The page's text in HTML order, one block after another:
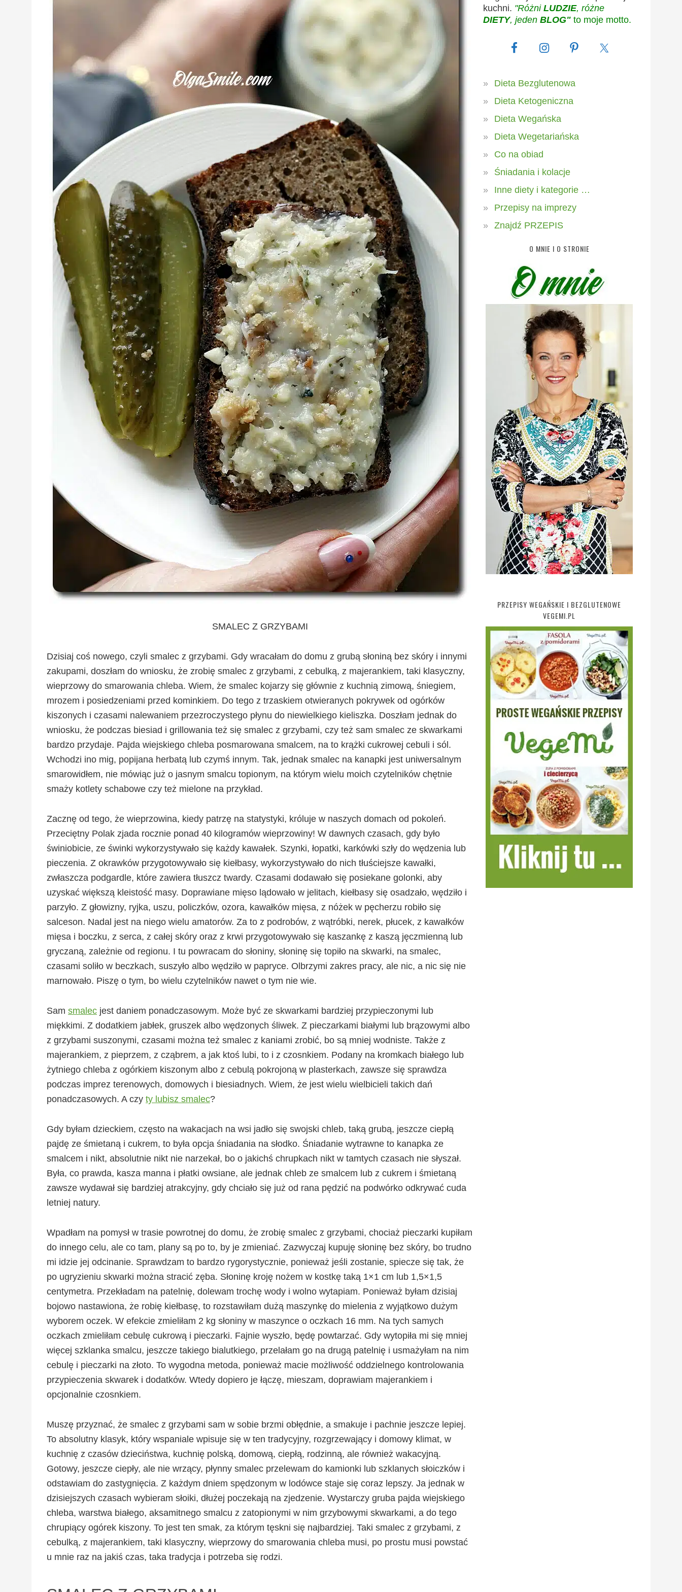
SMALEC Z GRZYBAMI
Dzisiaj coś nowego, czyli smalec z grzybami. Gdy wracałam do domu z grubą słoniną bez skóry i innymi
zakupami, doszłam do wniosku, że zrobię smalec z grzybami, z cebulką, z majerankiem, taki klasyczny,
wieprzowy do smarowania chleba. Wiem, że smalec kojarzy się głównie z kuchnią zimową, śniegiem,
mrozem i posiedzeniami przed kominkiem. Do tego z trzaskiem otwieranych pokrywek od ogórków
kiszonych i czasami nalewaniem przezroczystego płynu do niewielkiego kieliszka. Doszłam jednak do
wniosku, że podczas biesiad i grillowania też się smalec z grzybami, czy też sam smalec ze skwarkami
bardzo przydaje. Pajda wiejskiego chleba posmarowana smalcem, na to krążki cukrowej cebuli i sól.
Wchodzi ino mig, popijana herbatą lub czymś innym. Tak, jednak smalec na kanapki jest uniwersalnym
smarowidłem, nie mówiąc już o jasnym smalcu topionym, na którym wielu moich czytelników chętnie
smaży kotlety schabowe czy też mielone na przykład.
Zacznę od tego, że wieprzowina, kiedy patrzę na statystyki, króluje w naszych domach od pokoleń.
Przeciętny Polak zjada rocznie ponad 40 kilogramów wieprzowiny! W dawnych czasach, gdy było
świniobicie, ze świnki wykorzystywało się każdy kawałek. Szynki, łopatki, karkówki szły do wędzenia lub
pieczenia. Z okrawków przygotowywało się kiełbasy, wykorzystywało do nich tłuściejsze kawałki,
zwłaszcza podgardle, które zawiera tłuszcz twardy. Czasami dodawało się posiekane golonki, aby
uzyskać większą kleistość masy. Doprawiane mięso lądowało w jelitach, kiełbasy się osadzało, wędziło i
parzyło. Z głowizny, ryjka, uszu, policzków, ozora, kawałków mięsa, z nóżek w pęcherzu robiło się
salceson. Nadal jest na niego wielu amatorów. Za to z podrobów, z wątróbki, nerek, płucek, z kawałków
mięsa i boczku, z serca, z całej skóry oraz z krwi przygotowywało się kaszankę z kaszą jęczmienną lub
gryczaną, zależnie od regionu. I tu powracam do słoniny, słoninę się topiło na skwarki, na smalec,
czasami soliło w beczkach, suszyło albo wędziło w papryce. Olbrzymi zakres pracy, ale nic, a nic się nie
marnowało. Piszę o tym, bo wielu czytelników nawet o tym nie wie.
Sam smalec jest daniem ponadczasowym. Może być ze skwarkami bardziej przypieczonymi lub
miękkimi. Z dodatkiem jabłek, gruszek albo wędzonych śliwek. Z pieczarkami białymi lub brązowymi albo
z grzybami suszonymi, czasami można też smalec z kaniami zrobić, bo są mniej wodniste. Także z
majerankiem, z pieprzem, z cząbrem, a jak ktoś lubi, to i z czosnkiem. Podany na kromkach białego lub
żytniego chleba z ogórkiem kiszonym albo z cebulą pokrojoną w plasterkach, zawsze się sprawdza
podczas imprez terenowych, domowych i biesiadnych. Wiem, że jest wielu wielbicieli takich dań
ponadczasowych. A czy ty lubisz smalec?
Gdy byłam dzieckiem, często na wakacjach na wsi jadło się swojski chleb, taką grubą, jeszcze ciepłą
pajdę ze śmietaną i cukrem, to była opcja śniadania na słodko. Śniadanie wytrawne to kanapka ze
smalcem i nikt, absolutnie nikt nie narzekał, bo o jakichś chrupkach nikt w tamtych czasach nie słyszał.
Była, co prawda, kasza manna i płatki owsiane, ale jednak chleb ze smalcem lub z cukrem i śmietaną
zawsze wydawał się bardziej atrakcyjny, gdy chciało się już od rana pędzić na podwórko odkrywać cuda
letniej natury.
Wpadłam na pomysł w trasie powrotnej do domu, że zrobię smalec z grzybami, chociaż pieczarki kupiłam
do innego celu, ale co tam, plany są po to, by je zmieniać. Zazwyczaj kupuję słoninę bez skóry, bo trudno
mi idzie jej odcinanie. Sprawdzam to bardzo rygorystycznie, ponieważ jeśli zostanie, spiecze się tak, że
po ugryzieniu skwarki można stracić zęba. Słoninę kroję nożem w kostkę taką 1×1 cm lub 1,5×1,5
centymetra. Przekładam na patelnię, dolewam trochę wody i wolno wytapiam. Ponieważ byłam dzisiaj
bojowo nastawiona, że robię kiełbasę, to rozstawiłam dużą maszynkę do mielenia z wyjątkowo dużym
wyborem oczek. W efekcie zmieliłam 2 kg słoniny w maszynce o oczkach 16 mm. Na tych samych
oczkach zmieliłam cebulę cukrową i pieczarki. Fajnie wyszło, będę powtarzać. Gdy wytopiła mi się mniej
więcej szklanka smalcu, jeszcze takiego bialutkiego, przelałam go na drugą patelnię i usmażyłam na nim
cebulę i pieczarki na złoto. To wygodna metoda, ponieważ macie możliwość oddzielnego kontrolowania
przypieczenia skwarek i dodatków. Wtedy dopiero je łączę, mieszam, doprawiam majerankiem i
opcjonalnie czosnkiem.
Muszę przyznać, że smalec z grzybami sam w sobie brzmi obłędnie, a smakuje i pachnie jeszcze lepiej.
To absolutny klasyk, który wspaniale wpisuje się w ten tradycyjny, rozgrzewający i domowy klimat, w
kuchnię z czasów dzieciństwa, kuchnię polską, domową, ciepłą, rodzinną, ale również wakacyjną.
Gotowy, jeszcze ciepły, ale nie wrzący, płynny smalec przelewam do kamionki lub szklanych słoiczków i
odstawiam do zastygnięcia. Z każdym dniem spędzonym w lodówce staje się coraz lepszy. Ja jednak w
dzisiejszych czasach wybieram słoiki, dłużej poczekają na zjedzenie. Wystarczy gruba pajda wiejskiego
chleba, warstwa białego, aksamitnego smalcu z zatopionymi w nim grzybowymi skwarkami, a do tego
chrupiący ogórek kiszony. To jest ten smak, za którym tęskni się najbardziej. Taki smalec z grzybami, z
cebulką, z majerankiem, taki klasyczny, wieprzowy do smarowania chleba musi, po prostu musi powstać
u mnie raz na jakiś czas, taka tradycja i potrzeba się rodzi.
kuchni. "Różni LUDZIE, różne
DIETY, jeden BLOG" to moje motto.
Dieta Bezglutenowa
Dieta Ketogeniczna
Dieta Wegańska
Dieta Wegetariańska
Co na obiad
Śniadania i kolacje
Inne diety i kategorie …
Przepisy na imprezy
Znajdź PRZEPIS
O MNIE I O STRONIE
PRZEPISY WEGAŃSKIE I BEZGLUTENOWE
VEGEMI.PL